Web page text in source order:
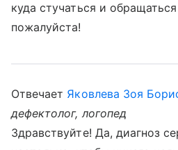
куда стучаться и
пожалуйста!
Отвечает Яковлева Зоя
дефектолог, логопед
Здравствуйте! Да, диагноз